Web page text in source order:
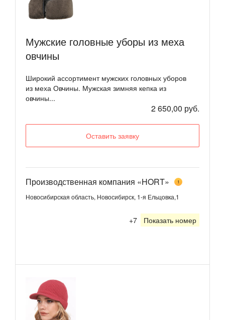
Мужские головные уборы из меха
овчины
Широкий ассортимент мужских головных уборов
из меха Овчины. Мужская зимняя кепка из
овчины...
2 650,00 руб.
Оставить заявку
Производственная компания «HORT» 1
Новосибирская область, Новосибирск, 1-я Ельцовка,1
+7 Показать номер